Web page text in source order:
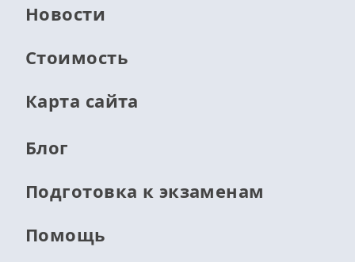
Новости
Стоимость
Карта сайта
Блог
Подготовка к экзаменам
Помощь